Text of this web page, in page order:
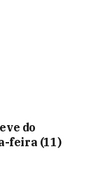
do
feira (11)